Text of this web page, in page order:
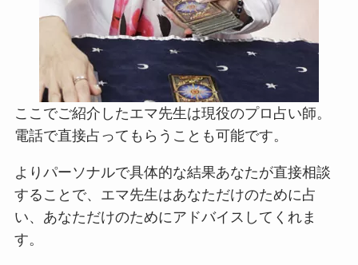
ここでご紹介したエマ先生は現役のプロ占い師。
電話で直接占ってもらうことも可能です。
よりパーソナルで具体的な結果あなたが直接相談
することで、エマ先生はあなただけのために占
い、あなただけのためにアドバイスしてくれま
す。